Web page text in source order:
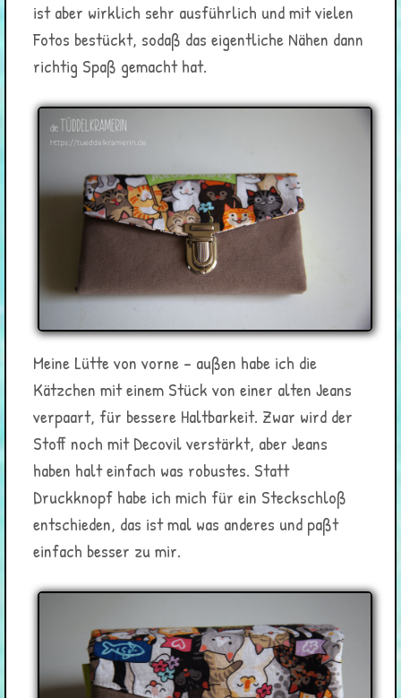
ist aber wirklich sehr ausführlich und mit vielen
Fotos bestückt, sodaß das eigentliche Nähen dann
richtig Spaß gemacht hat.
Meine Lütte von vorne – außen habe ich die
Kätzchen mit einem Stück von einer alten Jeans
verpaart, für bessere Haltbarkeit. Zwar wird der
Stoff noch mit Decovil verstärkt, aber Jeans
haben halt einfach was robustes. Statt
Druckknopf habe ich mich für ein Steckschloß
entschieden, das ist mal was anderes und paßt
einfach besser zu mir.